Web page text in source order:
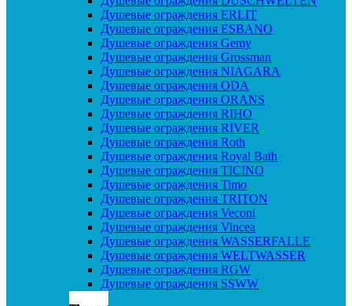
Душевые ограждения ERLIT
Душевые ограждения ESBANO
Душевые ограждения Gemy
Душевые ограждения Grossman
Душевые ограждения NIAGARA
Душевые ограждения ODA
Душевые ограждения ORANS
Душевые ограждения RIHO
Душевые ограждения RIVER
Душевые ограждения Roth
Душевые ограждения Royal Bath
Душевые ограждения TICINO
Душевые ограждения Timo
Душевые ограждения TRITON
Душевые ограждения Veconi
Душевые ограждения Vincea
Душевые ограждения WASSERFALLE
Душевые ограждения WELTWASSER
Душевые ограждения RGW
Душевые ограждения SSWW